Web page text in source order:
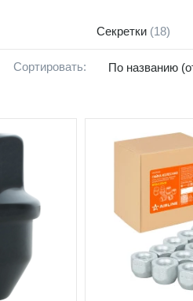
Секретки (18)
Сортировать: По названию